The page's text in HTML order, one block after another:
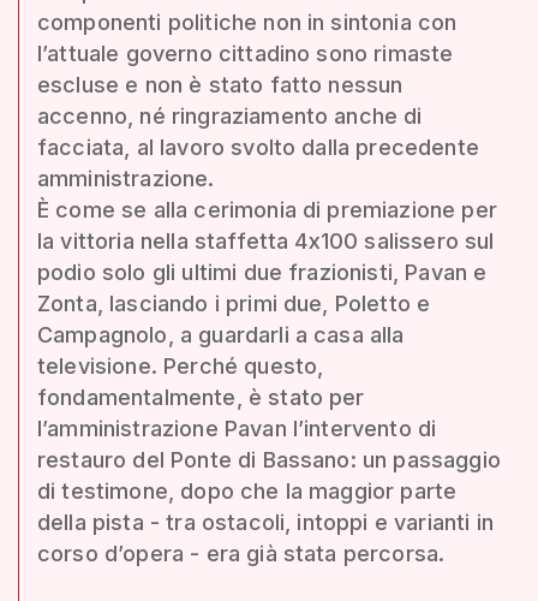
componenti politiche non in sintonia con
l’attuale governo cittadino sono rimaste
escluse e non è stato fatto nessun
accenno, né ringraziamento anche di
facciata, al lavoro svolto dalla precedente
amministrazione.
È come se alla cerimonia di premiazione per
la vittoria nella staffetta 4x100 salissero sul
podio solo gli ultimi due frazionisti, Pavan e
Zonta, lasciando i primi due, Poletto e
Campagnolo, a guardarli a casa alla
televisione. Perché questo,
fondamentalmente, è stato per
l’amministrazione Pavan l’intervento di
restauro del Ponte di Bassano: un passaggio
di testimone, dopo che la maggior parte
della pista - tra ostacoli, intoppi e varianti in
corso d’opera - era già stata percorsa.